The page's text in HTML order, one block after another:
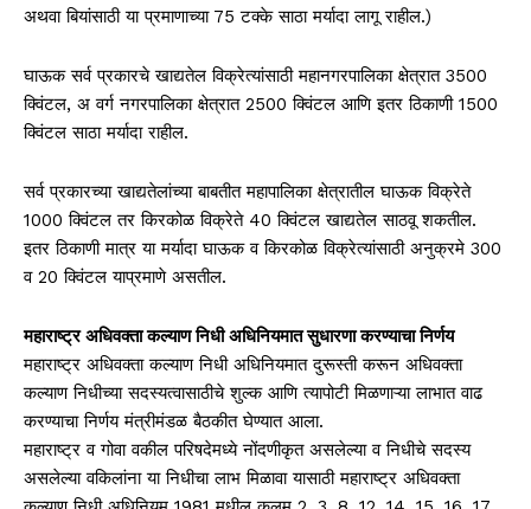
अथवा बियांसाठी या प्रमाणाच्या 75 टक्के साठा मर्यादा लागू राहील.)
घाऊक सर्व प्रकारचे खाद्यतेल विक्रेत्यांसाठी महानगरपालिका क्षेत्रात 3500
क्विंटल, अ वर्ग नगरपालिका क्षेत्रात 2500 क्विंटल आणि इतर ठिकाणी 1500
क्विंटल साठा मर्यादा राहील.
सर्व प्रकारच्या खाद्यतेलांच्या बाबतीत महापालिका क्षेत्रातील घाऊक विक्रेते
1000 क्विंटल तर किरकोळ विक्रेते 40 क्विंटल खाद्यतेल साठवू शकतील.
इतर ठिकाणी मात्र या मर्यादा घाऊक व किरकोळ विक्रेत्यांसाठी अनुक्रमे 300
व 20 क्विंटल याप्रमाणे असतील.
महाराष्ट्र अधिवक्ता कल्याण निधी अधिनियमात सुधारणा करण्याचा निर्णय
महाराष्ट्र अधिवक्ता कल्याण निधी अधिनियमात दुरूस्ती करून अधिवक्ता
कल्याण निधीच्या सदस्यत्वासाठीचे शुल्क आणि त्यापोटी मिळणाऱ्या लाभात वाढ
करण्याचा निर्णय मंत्रीमंडळ बैठकीत घेण्यात आला.
महाराष्ट्र व गोवा वकील परिषदेमध्ये नोंदणीकृत असलेल्या व निधीचे सदस्य
असलेल्या वकिलांना या निधीचा लाभ मिळावा यासाठी महाराष्ट्र अधिवक्ता